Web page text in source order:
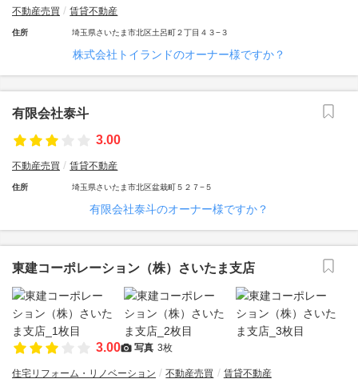
不動産売買 賃貸不動産
住所 埼玉県さいたま市北区土呂町２丁目４３−３
株式会社トイランドのオーナー様ですか？
有限会社泰斗
3.00
不動産売買 賃貸不動産
住所 埼玉県さいたま市北区盆栽町５２７−５
有限会社泰斗のオーナー様ですか？
東建コーポレーション（株）さいたま支店
3.00 写真 3枚
住宅リフォーム・リノベーション 不動産売買 賃貸不動産